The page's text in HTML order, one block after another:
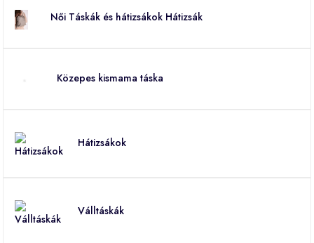
Női Táskák és hátizsákok Hátizsák
Közepes kismama táska
Hátizsákok
Válltáskák